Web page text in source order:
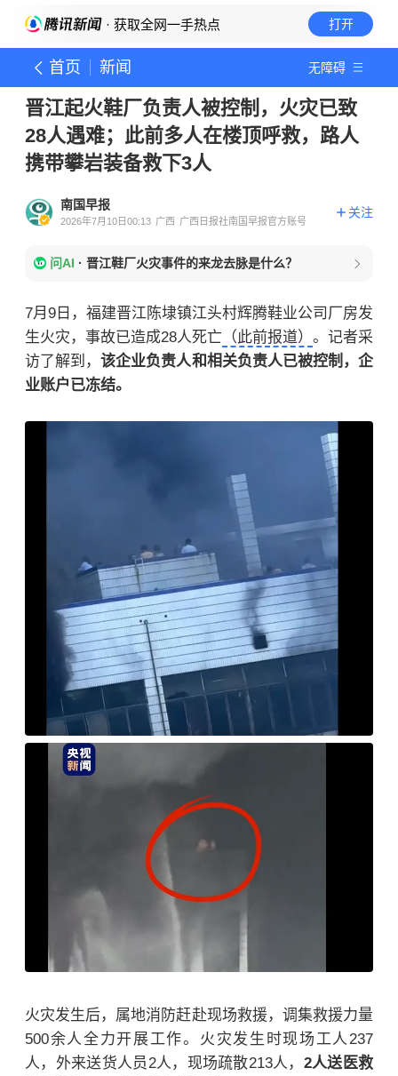
· 获取全网一手热点 打开
首页 新闻 无障碍
晋江起火鞋厂负责人被控制，火灾已致
28人遇难；此前多人在楼顶呼救，路人
携带攀岩装备救下3人
南国早报
2026年7月10日00:13 广西 广西日报社南国早报官方账号
关注
问AI · 晋江鞋厂火灾事件的来龙去脉是什么？
7月9日，福建晋江陈埭镇江头村辉腾鞋业公司厂房发
生火灾，事故已造成28人死亡 （此前报道） 。记者采
访了解到，该企业负责人和相关负责人已被控制，企
业账户已冻结。
火灾发生后，属地消防赶赴现场救援，调集救援力量
500余人全力开展工作。火灾发生时现场工人237
人，外来送货人员2人，现场疏散213人， 2人送医救